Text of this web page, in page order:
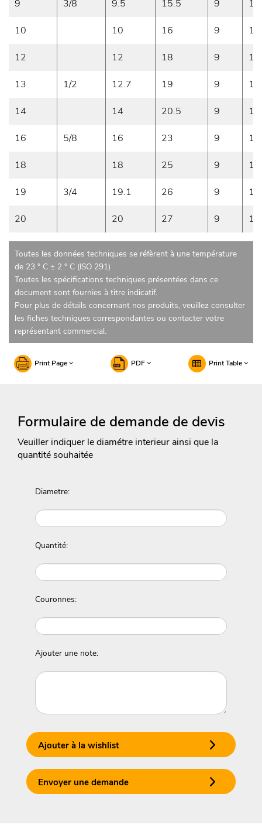
9 3/8 9.5 15.5 9 16
10 10 16 9 15
12 12 18 9 15
13 1/2 12.7 19 9 12
14 14 20.5 9 12
16 5/8 16 23 9 12
18 18 25 9 10
19 3/4 19.1 26 9 10
20 20 27 9 10
Toutes les données techniques se réfèrent à une température
de 23 ° C ± 2 ° C (ISO 291)
Toutes les spécifications techniques présentées dans ce
document sont fournies à titre indicatif.
Pour plus de détails concernant nos produits, veuillez consulter
les fiches techniques correspondantes ou contacter votre
représentant commercial.
Print Page PDF Print Table
Formulaire de demande de devis
Veuiller indiquer le diamétre interieur ainsi que la
quantité souhaitée
Diametre:
Quantité:
Couronnes:
Ajouter une note:
Ajouter à la wishlist
Envoyer une demande